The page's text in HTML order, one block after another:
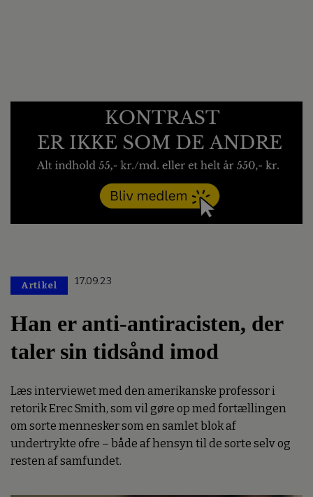
Artikel 17.09.23
Han er anti-antiracisten, der
taler sin tidsånd imod
Læs interviewet med den amerikanske professor i
retorik Erec Smith, som vil gøre op med fortællingen
om sorte mennesker som en samlet blok af
undertrykte ofre – både af hensyn til de sorte selv og
resten af samfundet.